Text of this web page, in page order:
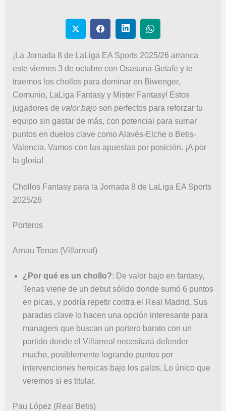
¡La Jornada 8 de LaLiga EA Sports 2025/26 arranca
este viernes 3 de octubre con Osasuna-Getafe y te
traemos los chollos para dominar en Biwenger,
Comunio, LaLiga Fantasy y Mister Fantasy! Estos
jugadores de valor bajoson perfectos para reforzar tu
equipo sin gastar de más, con potencial para sumar
puntos en duelos clave como Alavés-Elche o Betis-
Valencia. Vamos con las apuestas por posición. ¡A por
la gloria!
Chollos Fantasy para la Jornada 8 de LaLiga EA Sports
2025/26
Porteros
Arnau Tenas (Villarreal)
¿Por qué es un chollo?: De valor bajo en fantasy,
Tenas viene de un debut sólido donde sumó 6 puntos
en picas, y podría repetir contra el Real Madrid. Sus
paradas clave lo hacen una opción interesante para
managers que buscan un portero barato con un
partido donde el Villarreal necesitará defender
mucho, posiblemente logrando puntos por
intervenciones heroicas bajo los palos. Lo único que
veremos si es titular.
Pau López (Real Betis)